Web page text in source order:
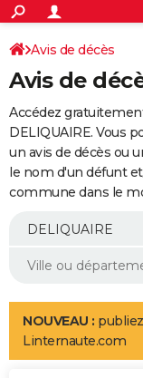
ACTUALITÉS
Politique
Société
Faits Divers
Education
Monde
Villes
+
SPORT
Coupe du monde 2026
Football
Tennis
Cyclisme
Rugby
Forum
Programme TV
TNT
Streaming
Cinéma
Sorties cinéma
Musique
+
FINANCE
Impôts
Immobilier
Risques naturels par
Banque
Assurance
Crédit
AUTO
Essais
Réserver un essai
Citadines
Berlines
SUV
Forum auto
+
Mobiles
Meilleur smartphone
Internet
Ordinateurs
Jeux vidéo
Guide high-tech
Aménagement intérieur
LIFESTYLE
Art de vivre
Bien-être
Loisirs
Mode
Modes de vie
Avis de décès
Avis de
Accédez
DELIQUAIRE. Vous
un avis de décès ou
le nom d'un défunt
commune dans le
NOUVEAU :
Linternaute.com